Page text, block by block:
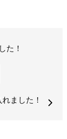
た！
ました！